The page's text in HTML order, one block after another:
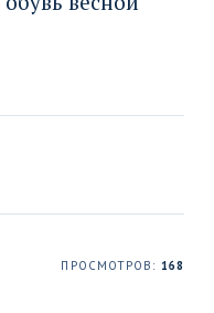
ПРОСМОТРОВ: 168